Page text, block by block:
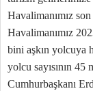
Havalimanımız
Havalimanımız
bini aşkın yolcuya
yolcu sayısının 45
Cumhurbaşkanı